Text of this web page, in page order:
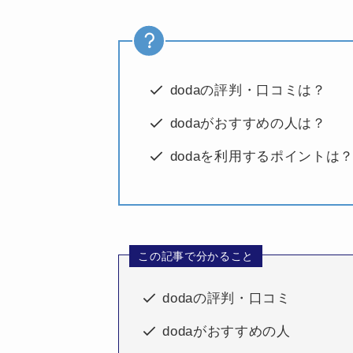
dodaの評判・口コミは？
dodaがおすすめの人は？
dodaを利用するポイントは？
この記事で分かること
dodaの評判・口コミ
dodaがおすすめの人